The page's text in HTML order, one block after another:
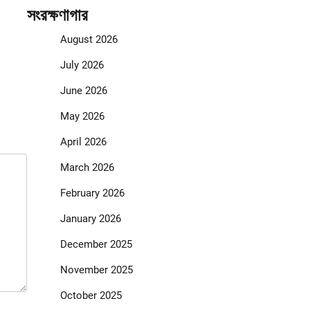
সংরক্ষণাগার
August 2026
July 2026
June 2026
May 2026
April 2026
March 2026
February 2026
January 2026
December 2025
November 2025
October 2025